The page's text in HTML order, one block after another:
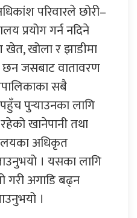
परिवारले छोरी–
प्रयोग गर्न नदिने
खोला र झाडीमा
छन जसबाट वातावरण
सबै
पुर्‍याउनका लागि
खानेपानी तथा
अधिकृत
। यसका लागि
गरी अगाडि बढ्न
।